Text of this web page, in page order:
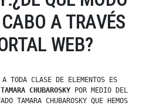
A TRAVÉS
WEB?
TODA CLASE DE ELEMENTOS ES
TAMARA CHUBAROSKYPOR MEDIO DEL
TAMARA CHUBAROSKY QUE HEMOS